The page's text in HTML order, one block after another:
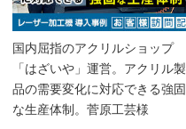
国内屈指のアクリルショップ
「はざいや」運営。アクリル製
品の需要変化に対応できる強固
な生産体制。菅原工芸様